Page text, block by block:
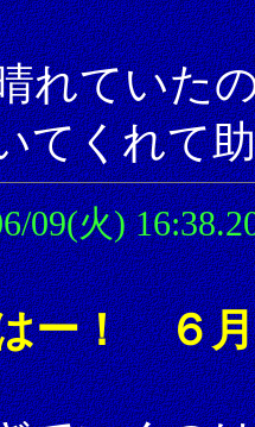
れていた
てくれて
09(火)
ー！ ６